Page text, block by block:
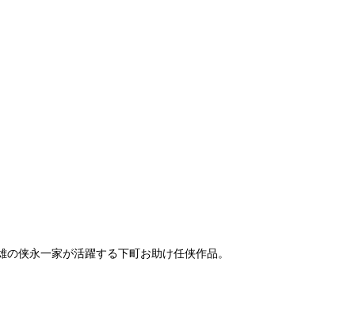
侠永一家が活躍する下町お助け任侠作品。